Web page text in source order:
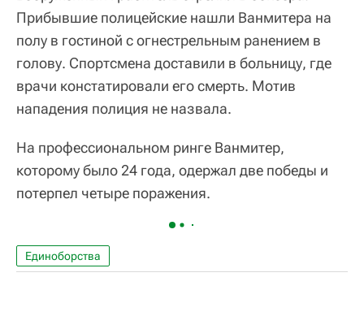
Прибывшие полицейские нашли Ванмитера на
полу в гостиной с огнестрельным ранением в
голову. Спортсмена доставили в больницу, где
врачи констатировали его смерть. Мотив
нападения полиция не назвала.
На профессиональном ринге Ванмитер,
которому было 24 года, одержал две победы и
потерпел четыре поражения.
Единоборства